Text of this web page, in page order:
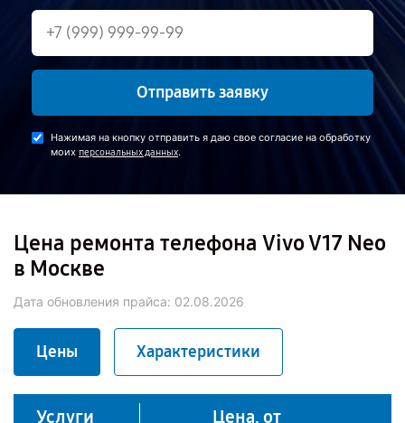
Отправить заявку
Нажимая на кнопку отправить я даю свое согласие на обработку
моих персональных данных.
Цена ремонта телефона Vivo V17 Neo
в Москве
Дата обновления прайса: 02.08.2026
Цены Характеристики
Услуги Цена, от